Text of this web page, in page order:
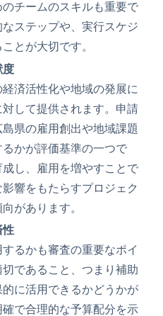
チームのスキルも重要で
ステップや、実行スケジ
とが大切です。
度
済活性化や地域の発展に
して提供されます。申請
県の雇用創出や地域課題
かが評価基準の一つで
し、雇用を増やすことで
響をもたらすプロジェク
があります。
性
るかも審査の重要なポイ
であること、つまり補助
に活用できるかどうかが
で合理的な予算配分を示